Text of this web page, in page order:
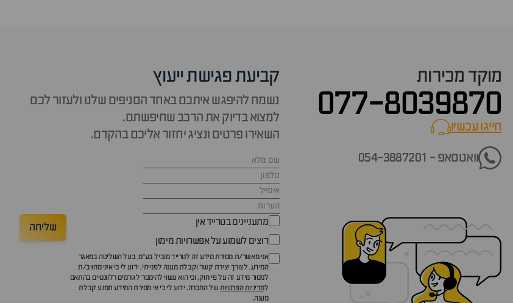
מוקד מכירות
077-8039870
חייגו עכשיוcall now
וואטסאפ - 054-3887201
קביעת פגישת ייעוץ
נשמח להיפגש איתכם באחד הסניפים שלנו ולעזור לכם
למצוא בדיוק את הרכב שחיפשתם.
השאירו פרטים ונציג יחזור אליכם בהקדם.
מתעניינים בטרייד אין
רוצים לשמוע על אפשרויות מימון
אני מאשר/ת מסירת מידע זה לטרייד מוביל בע"מ, בעל השליטה במאגר
המידע, לצורך יצירת קשר וקבלת מענה לפנייתי. ידוע לי כי איני מחויב/ת
למסור מידע זה על פי חוק, וכי הוא עשוי להימסר לגורמים רלוונטיים בהתאם
למדיניות הפרטיותשל החברה. ידוע לי כי אי מסירת המידע תמנע קבלת
מענה.
שליחה